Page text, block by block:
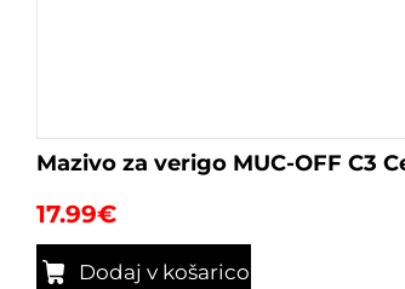
Mazivo za verigo MUC-OFF C3
17.99€
Dodaj v košarico